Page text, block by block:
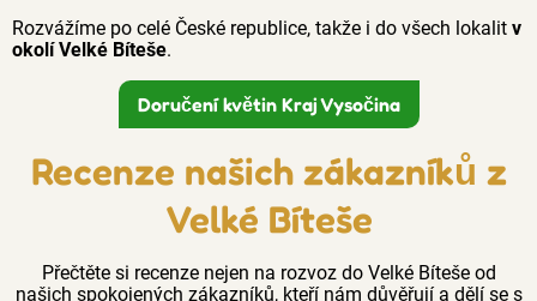
Rozvážíme po celé České republice, takže i do všech lokalit v
okolí Velké Bíteše.
Doručení květin Kraj Vysočina
Recenze našich zákazníků z
Velké Bíteše
Přečtěte si recenze nejen na rozvoz do Velké Bíteše od
našich spokojených zákazníků, kteří nám důvěřují a dělí se s